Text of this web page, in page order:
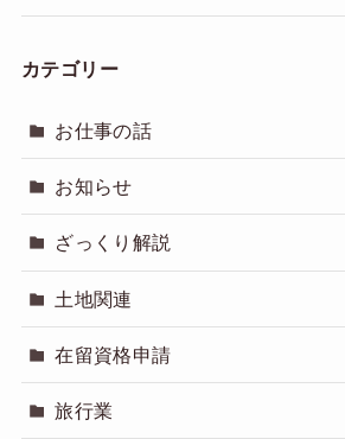
カテゴリー
お仕事の話
お知らせ
ざっくり解説
土地関連
在留資格申請
旅行業